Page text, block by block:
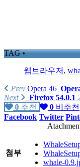
TAG •
웹브라우저 ,
Prev Opera 46
Next
Firefox 54.0.1
0 추천 0 비추천
Facebook Twitter
첨부
whale-